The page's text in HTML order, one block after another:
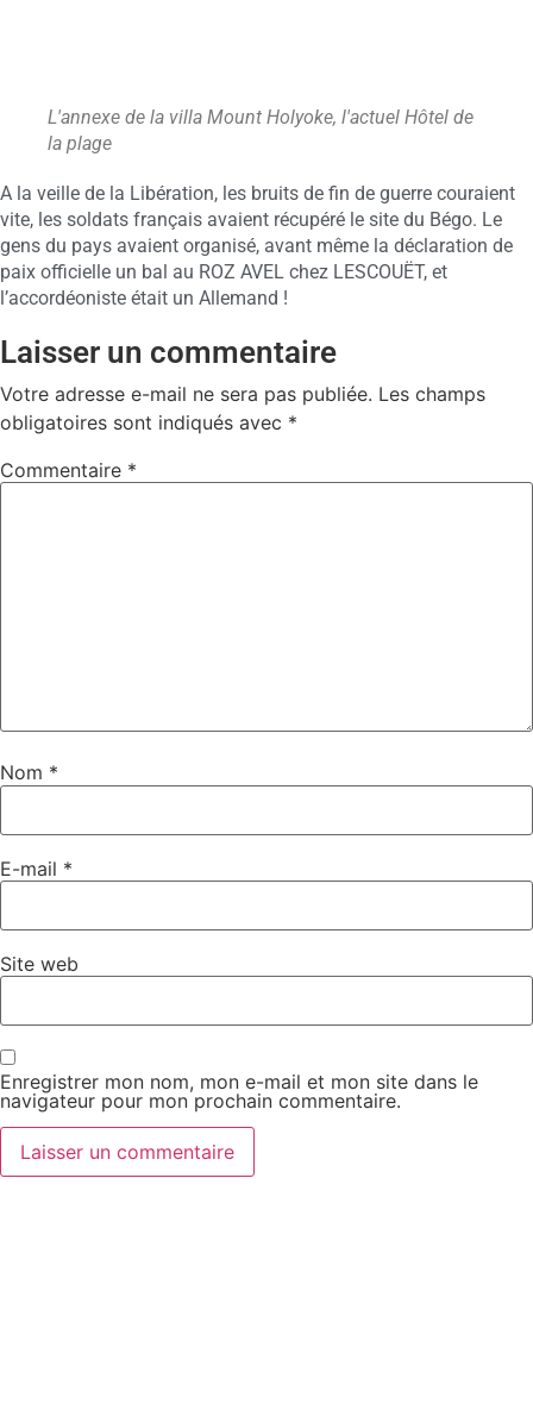
L'annexe de la villa Mount Holyoke, l'actuel Hôtel de
la plage
A la veille de la Libération, les bruits de fin de guerre couraient
vite, les soldats français avaient récupéré le site du Bégo. Le
gens du pays avaient organisé, avant même la déclaration de
paix officielle un bal au ROZ AVEL chez LESCOUËT, et
l’accordéoniste était un Allemand !
Laisser un commentaire
Votre adresse e-mail ne sera pas publiée. Les champs
obligatoires sont indiqués avec *
Commentaire *
Nom *
E-mail *
Site web
Enregistrer mon nom, mon e-mail et mon site dans le
navigateur pour mon prochain commentaire.